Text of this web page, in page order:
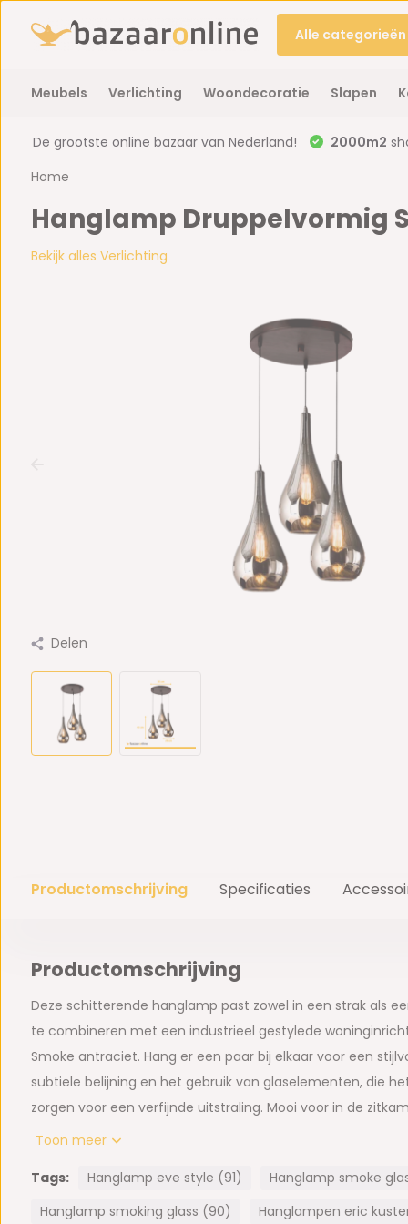
Alle categorieën
Meubels Verlichting Woondecoratie Slapen
De grootste online bazaar van Nederland! 2000m2
Home
Hanglamp Druppelvormig
Bekijk alles Verlichting
Delen
Productomschrijving Specificaties
Productomschrijving
Deze schitterende hanglamp past zowel in een strak als
te combineren met een industrieel gestylede
Smoke antraciet. Hang er een paar bij elkaar voor een
subtiele belijning en het gebruik van glaselementen, die
zorgen voor een verfijnde uitstraling. Mooi voor in de
of in de hal. Echt een mooie eyecatcher, waarmee u uw
Toon meer
Tags: Hanglamp eve style (91)
Hanglamp smoke glas
Hanglamp smoking glass (90)
Hanglampen eric